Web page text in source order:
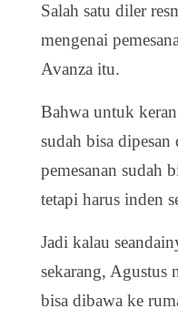
Salah satu diler
mengenai
Avanza itu.
Bahwa untuk
sudah bisa
pemesanan sudah
tetapi harus inden
Jadi kalau
sekarang, Agustus
bisa dibawa ke